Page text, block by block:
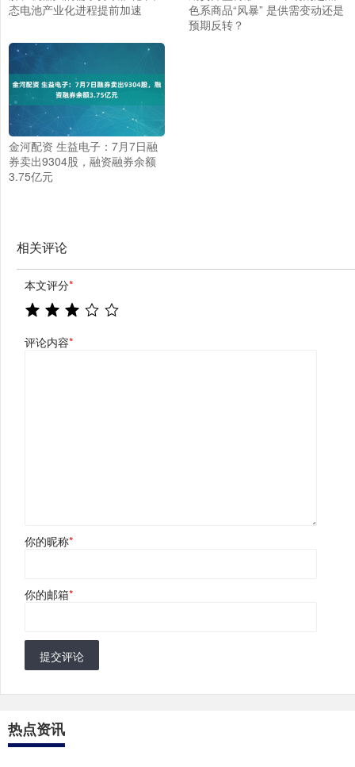
态电池产业化进程提前加速
色系商品“风暴” 是供需变动还是
预期反转？
金河配资 生益电子：7月7日融
券卖出9304股，融资融券余额
3.75亿元
相关评论
本文评分*
评论内容*
你的昵称*
你的邮箱*
提交评论
热点资讯